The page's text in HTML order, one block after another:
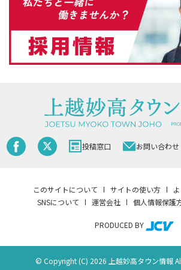
投稿窓口 お問い合わせ
このサイトについて サイトの使い方
SNSについて
運営会社 個人情報保護
PRODUCED BY
© Copyright (C) 2026 上越妙高タウン情報